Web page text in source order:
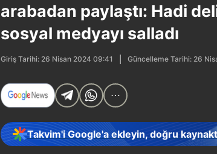
arabadan paylaştı: Hadi
sosyal medyayı salladı
Giriş Tarihi: 26 Nisan 2024 09:41 Güncelleme Tarihi: 26
Takvim'i Google'a ekleyin, doğru